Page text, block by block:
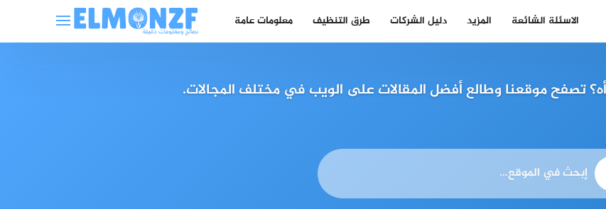
معلومات عامة طرق التنظيف دليل الشركات المزيد الاسئلة الشائعة
موقعنا وطالع أفضل المقالات على الويب في مختلف المجالات.